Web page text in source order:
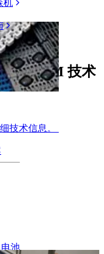
技术信息。
机
池
特乐 AIM 技术